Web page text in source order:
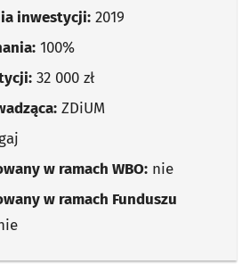
inwestycji: 2019
100%
32 000 zł
ZDiUM
w ramach WBO: nie
w ramach Funduszu